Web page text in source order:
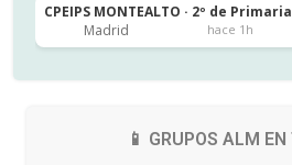
CPEIPS MONTEALTO · 2º de Primaria
Madrid
hace 1h
📱 GRUPOS ALM